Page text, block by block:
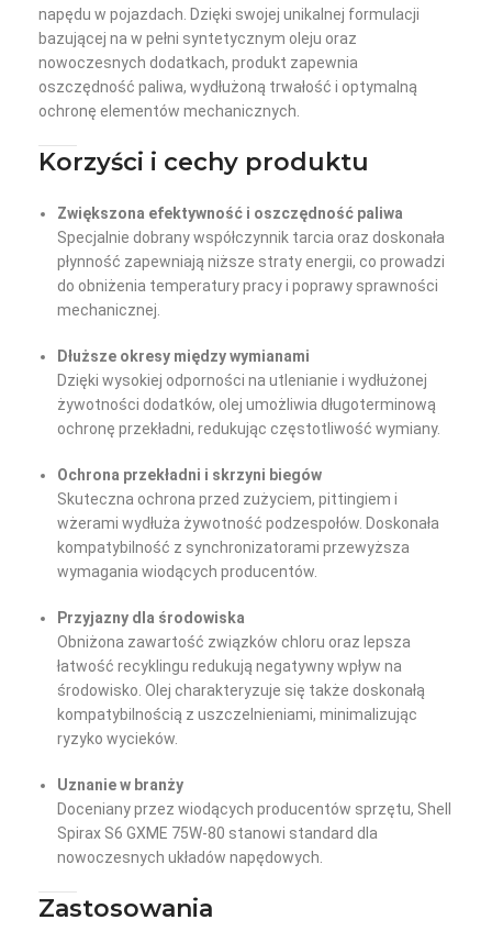
napędu w pojazdach. Dzięki swojej unikalnej formulacji
bazującej na w pełni syntetycznym oleju oraz
nowoczesnych dodatkach, produkt zapewnia
oszczędność paliwa, wydłużoną trwałość i optymalną
ochronę elementów mechanicznych.
Korzyści i cechy produktu
Zwiększona efektywność i oszczędność paliwa
Specjalnie dobrany współczynnik tarcia oraz doskonała
płynność zapewniają niższe straty energii, co prowadzi
do obniżenia temperatury pracy i poprawy sprawności
mechanicznej.
Dłuższe okresy między wymianami
Dzięki wysokiej odporności na utlenianie i wydłużonej
żywotności dodatków, olej umożliwia długoterminową
ochronę przekładni, redukując częstotliwość wymiany.
Ochrona przekładni i skrzyni biegów
Skuteczna ochrona przed zużyciem, pittingiem i
wżerami wydłuża żywotność podzespołów. Doskonała
kompatybilność z synchronizatorami przewyższa
wymagania wiodących producentów.
Przyjazny dla środowiska
Obniżona zawartość związków chloru oraz lepsza
łatwość recyklingu redukują negatywny wpływ na
środowisko. Olej charakteryzuje się także doskonałą
kompatybilnością z uszczelnieniami, minimalizując
ryzyko wycieków.
Uznanie w branży
Doceniany przez wiodących producentów sprzętu, Shell
Spirax S6 GXME 75W-80 stanowi standard dla
nowoczesnych układów napędowych.
Zastosowania